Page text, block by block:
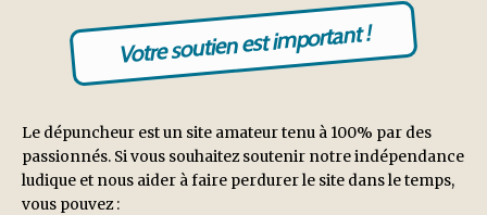
Votre soutien est important !
Le dépuncheur est un site amateur tenu à 100% par des
passionnés. Si vous souhaitez soutenir notre indépendance
ludique et nous aider à faire perdurer le site dans le temps,
vous pouvez :